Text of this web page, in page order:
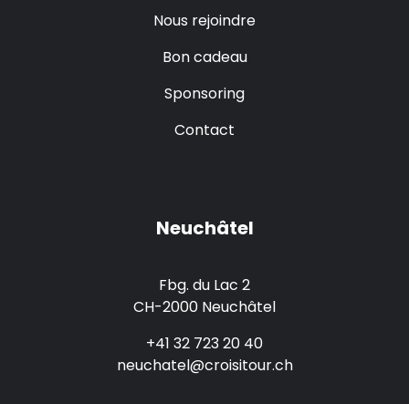
Nous rejoindre
Bon cadeau
Sponsoring
Contact
Neuchâtel
Fbg. du Lac 2
CH-2000 Neuchâtel
+41 32 723 20 40
neuchatel@croisitour.ch